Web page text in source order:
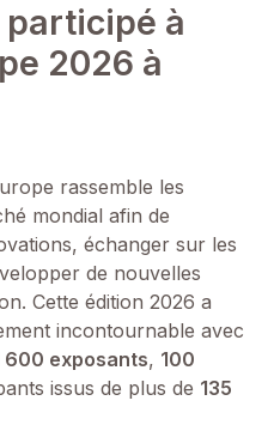
à
2026 à
rassemble les
mondial afin de
échanger sur les
de nouvelles
Cette édition 2026 a
incontournable avec
600 exposants, 100
issus de plus de 135